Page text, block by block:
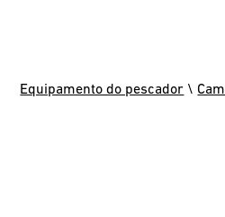
Equipamento do pescador \